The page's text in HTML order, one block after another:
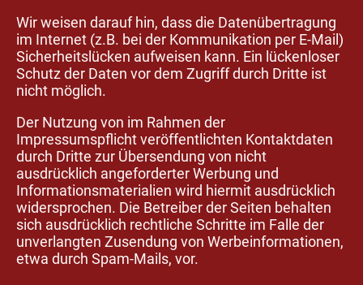
Wir weisen darauf hin, dass die Datenübertragung
im Internet (z.B. bei der Kommunikation per E-Mail)
Sicherheitslücken aufweisen kann. Ein lückenloser
Schutz der Daten vor dem Zugriff durch Dritte ist
nicht möglich.
Der Nutzung von im Rahmen der
Impressumspflicht veröffentlichten Kontaktdaten
durch Dritte zur Übersendung von nicht
ausdrücklich angeforderter Werbung und
Informationsmaterialien wird hiermit ausdrücklich
widersprochen. Die Betreiber der Seiten behalten
sich ausdrücklich rechtliche Schritte im Falle der
unverlangten Zusendung von Werbeinformationen,
etwa durch Spam-Mails, vor.